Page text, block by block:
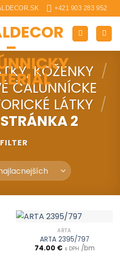
+421 903 283 952
KOŽENKY /
ČALUNNÍCKE
LÁTKY /
STRÁNKA 2
FILTER
ARTA
ARTA 2395/797
74.00 € s DPH /bm